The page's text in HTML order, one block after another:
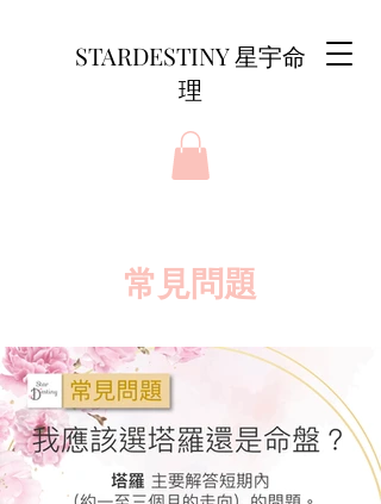
STARDESTINY 星宇命
理
​常見問題